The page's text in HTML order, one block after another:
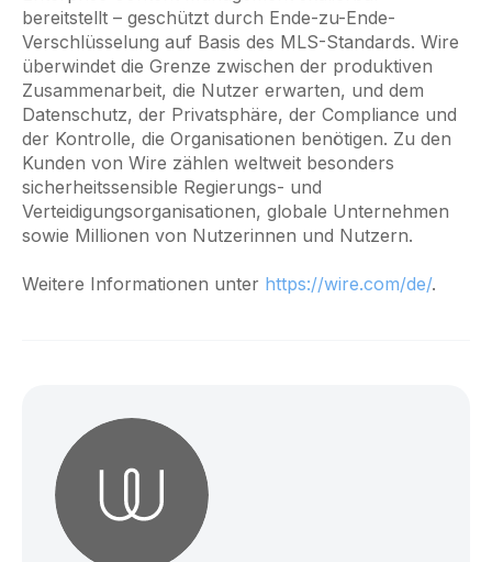
bereitstellt – geschützt durch Ende-zu-Ende-
Verschlüsselung auf Basis des MLS-Standards. Wire
überwindet die Grenze zwischen der produktiven
Zusammenarbeit, die Nutzer erwarten, und dem
Datenschutz, der Privatsphäre, der Compliance und
der Kontrolle, die Organisationen benötigen. Zu den
Kunden von Wire zählen weltweit besonders
sicherheitssensible Regierungs- und
Verteidigungsorganisationen, globale Unternehmen
sowie Millionen von Nutzerinnen und Nutzern.
Weitere Informationen unter https://wire.com/de/.